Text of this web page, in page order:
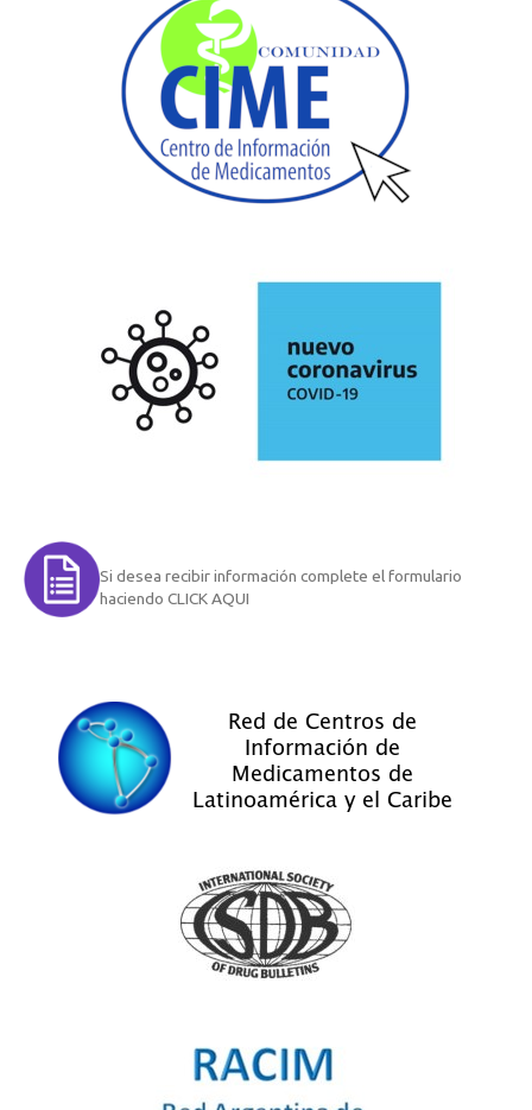
Si desea recibir información complete el formulario
haciendo CLICK AQUI